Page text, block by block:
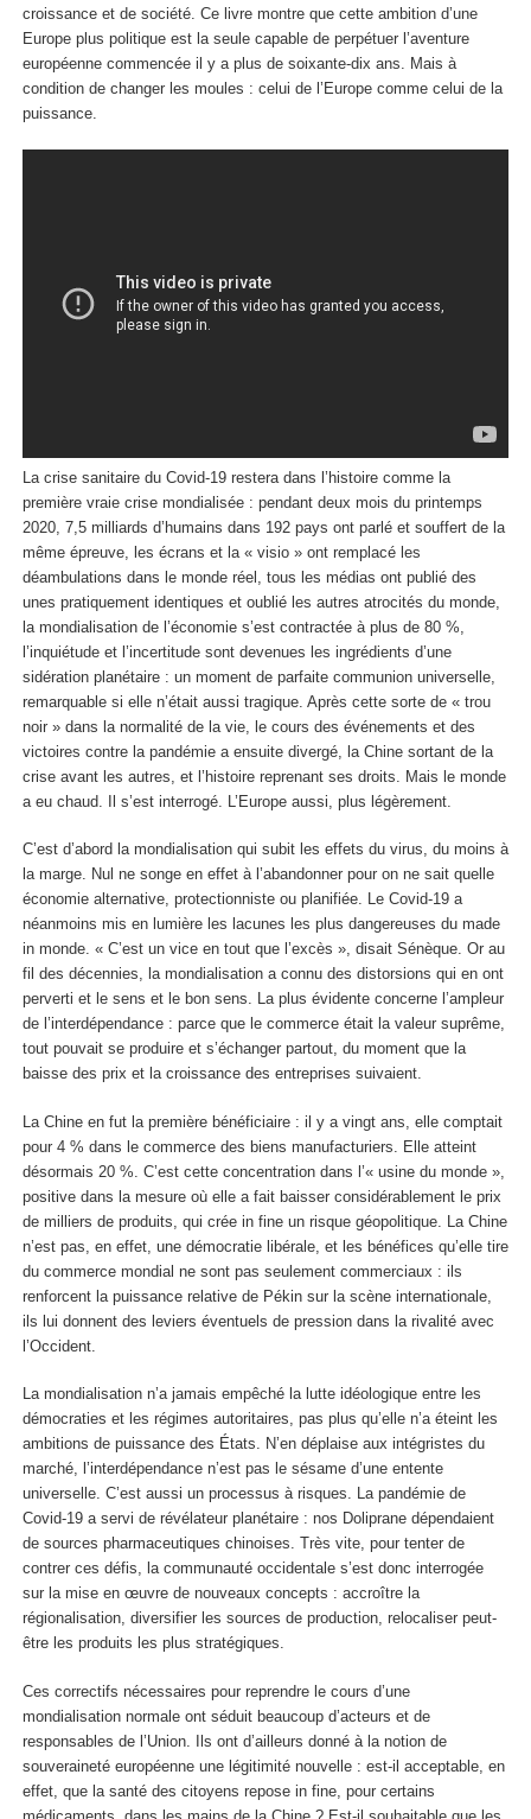
croissance et de société. Ce livre montre que cette ambition d’une
Europe plus politique est la seule capable de perpétuer l’aventure
européenne commencée il y a plus de soixante-dix ans. Mais à
condition de changer les moules : celui de l’Europe comme celui de la
puissance.
La crise sanitaire du Covid-19 restera dans l’histoire comme la
première vraie crise mondialisée : pendant deux mois du printemps
2020, 7,5 milliards d’humains dans 192 pays ont parlé et souffert de la
même épreuve, les écrans et la « visio » ont remplacé les
déambulations dans le monde réel, tous les médias ont publié des
unes pratiquement identiques et oublié les autres atrocités du monde,
la mondialisation de l’économie s’est contractée à plus de 80 %,
l’inquiétude et l’incertitude sont devenues les ingrédients d’une
sidération planétaire : un moment de parfaite communion universelle,
remarquable si elle n’était aussi tragique. Après cette sorte de « trou
noir » dans la normalité de la vie, le cours des événements et des
victoires contre la pandémie a ensuite divergé, la Chine sortant de la
crise avant les autres, et l’histoire reprenant ses droits. Mais le monde
a eu chaud. Il s’est interrogé. L’Europe aussi, plus légèrement.
C’est d’abord la mondialisation qui subit les effets du virus, du moins à
la marge. Nul ne songe en effet à l’abandonner pour on ne sait quelle
économie alternative, protectionniste ou planifiée. Le Covid-19 a
néanmoins mis en lumière les lacunes les plus dangereuses du made
in monde. « C’est un vice en tout que l’excès », disait Sénèque. Or au
fil des décennies, la mondialisation a connu des distorsions qui en ont
perverti et le sens et le bon sens. La plus évidente concerne l’ampleur
de l’interdépendance : parce que le commerce était la valeur suprême,
tout pouvait se produire et s’échanger partout, du moment que la
baisse des prix et la croissance des entreprises suivaient.
La Chine en fut la première bénéficiaire : il y a vingt ans, elle comptait
pour 4 % dans le commerce des biens manufacturiers. Elle atteint
désormais 20 %. C’est cette concentration dans l’« usine du monde »,
positive dans la mesure où elle a fait baisser considérablement le prix
de milliers de produits, qui crée in fine un risque géopolitique. La Chine
n’est pas, en effet, une démocratie libérale, et les bénéfices qu’elle tire
du commerce mondial ne sont pas seulement commerciaux : ils
renforcent la puissance relative de Pékin sur la scène internationale,
ils lui donnent des leviers éventuels de pression dans la rivalité avec
l’Occident.
La mondialisation n’a jamais empêché la lutte idéologique entre les
démocraties et les régimes autoritaires, pas plus qu’elle n’a éteint les
ambitions de puissance des États. N’en déplaise aux intégristes du
marché, l’interdépendance n’est pas le sésame d’une entente
universelle. C’est aussi un processus à risques. La pandémie de
Covid-19 a servi de révélateur planétaire : nos Doliprane dépendaient
de sources pharmaceutiques chinoises. Très vite, pour tenter de
contrer ces défis, la communauté occidentale s’est donc interrogée
sur la mise en œuvre de nouveaux concepts : accroître la
régionalisation, diversifier les sources de production, relocaliser peut-
être les produits les plus stratégiques.
Ces correctifs nécessaires pour reprendre le cours d’une
mondialisation normale ont séduit beaucoup d’acteurs et de
responsables de l’Union. Ils ont d’ailleurs donné à la notion de
souveraineté européenne une légitimité nouvelle : est-il acceptable, en
effet, que la santé des citoyens repose in fine, pour certains